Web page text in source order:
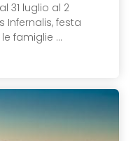
31 luglio al 2
Infernalis, festa
famiglie ...